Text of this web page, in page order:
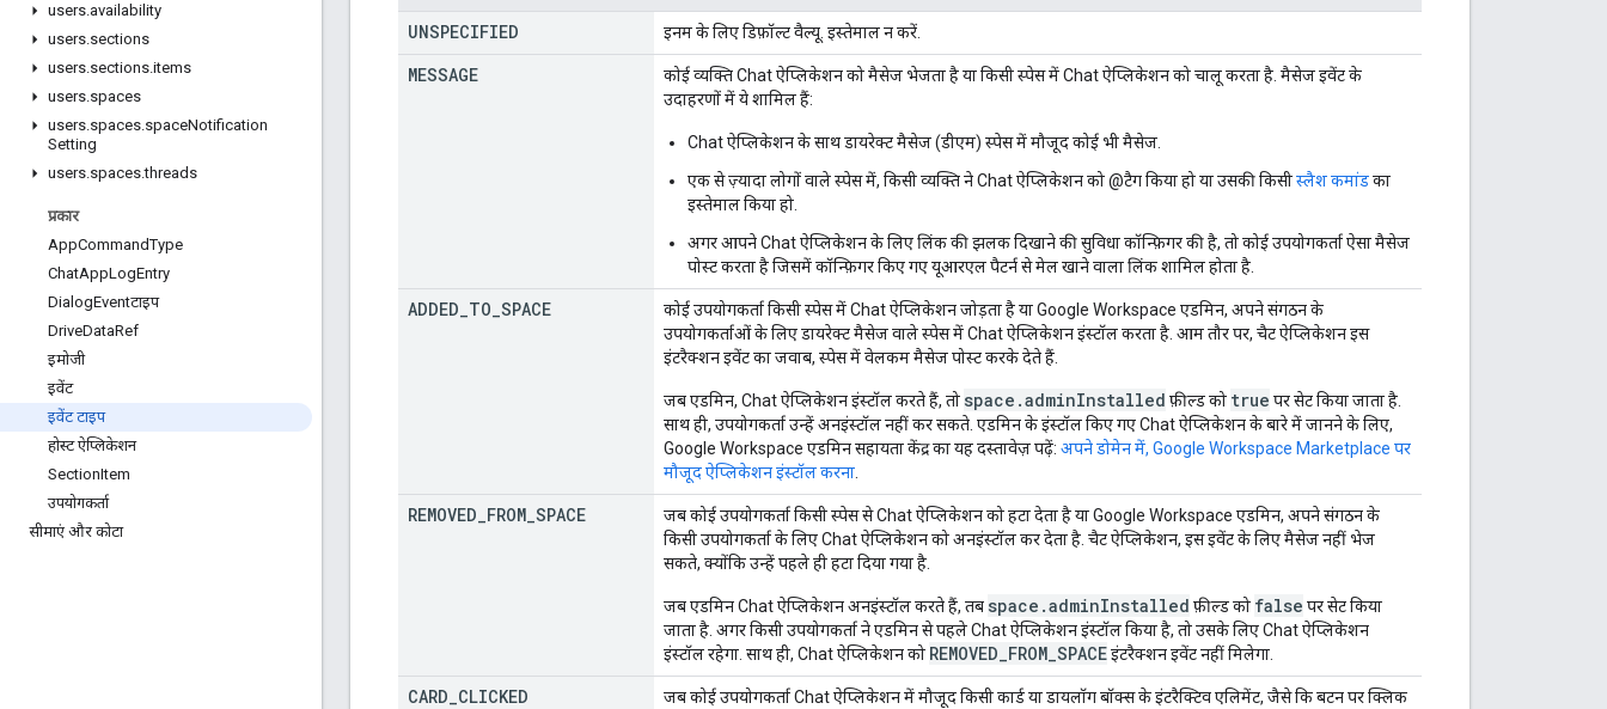
users.availability
users.sections
users.sections.items
users.spaces
users.spaces.spaceNotification
Setting
users.spaces.threads
प्रकार
AppCommandType
ChatAppLogEntry
DialogEventटाइप
DriveDataRef
इमोजी
इवेंट
इवेंट टाइप
होस्ट ऐप्लिकेशन
SectionItem
उपयोगकर्ता
सीमाएं और कोटा
UNSPECIFIED इनम के लिए डिफ़ॉल्ट वैल्यू. इस्तेमाल न करें.
MESSAGE
कोई व्यक्ति Chat ऐप्लिकेशन को मैसेज भेजता है या किसी स्पेस में Chat ऐप्लिकेशन को चालू करता है. मैसेज इवेंट के
उदाहरणों में ये शामिल हैं:
Chat ऐप्लिकेशन के साथ डायरेक्ट मैसेज (डीएम) स्पेस में मौजूद कोई भी मैसेज.
एक से ज़्यादा लोगों वाले स्पेस में, किसी व्यक्ति ने Chat ऐप्लिकेशन को @टैग किया हो या उसकी किसीस्लैश कमांडका
इस्तेमाल किया हो.
अगर आपने Chat ऐप्लिकेशन के लिए लिंक की झलक दिखाने की सुविधा कॉन्फ़िगर की है, तो कोई उपयोगकर्ता ऐसा मैसेज
पोस्ट करता है जिसमें कॉन्फ़िगर किए गए यूआरएल पैटर्न से मेल खाने वाला लिंक शामिल होता है.
ADDED TO SPACE
कोई उपयोगकर्ता किसी स्पेस में Chat ऐप्लिकेशन जोड़ता है या Google Workspace एडमिन, अपने संगठन के
उपयोगकर्ताओं के लिए डायरेक्ट मैसेज वाले स्पेस में Chat ऐप्लिकेशन इंस्टॉल करता है. आम तौर पर, चैट ऐप्लिकेशन इस
इंटरैक्शन इवेंट का जवाब, स्पेस में वेलकम मैसेज पोस्ट करके देते हैं.
जब एडमिन, Chat ऐप्लिकेशन इंस्टॉल करते हैं, तो space.adminInstalled फ़ील्ड को true पर सेट किया जाता है.
साथ ही, उपयोगकर्ता उन्हें अनइंस्टॉल नहीं कर सकते. एडमिन के इंस्टॉल किए गए Chat ऐप्लिकेशन के बारे में जानने के लिए,
Google Workspace एडमिन सहायता केंद्र का यह दस्तावेज़ पढ़ें: अपने डोमेन में, Google Workspace Marketplace पर
मौजूद ऐप्लिकेशन इंस्टॉल करना
REMOVED FROM SPACE
जब कोई उपयोगकर्ता किसी स्पेस से Chat ऐप्लिकेशन को हटा देता है या Google Workspace एडमिन, अपने संगठन के
किसी उपयोगकर्ता के लिए Chat ऐप्लिकेशन को अनइंस्टॉल कर देता है. चैट ऐप्लिकेशन, इस इवेंट के लिए मैसेज नहीं भेज
सकते, क्योंकि उन्हें पहले ही हटा दिया गया है.
जब एडमिन Chat ऐप्लिकेशन अनइंस्टॉल करते हैं, तब space.adminInstalled फ़ील्ड को false पर सेट किया
जाता है. अगर किसी उपयोगकर्ता ने एडमिन से पहले Chat ऐप्लिकेशन इंस्टॉल किया है, तो उसके लिए Chat ऐप्लिकेशन
इंस्टॉल रहेगा. साथ ही, Chat ऐप्लिकेशन को REMOVED_FROM_SPACEइंटरैक्शन इवेंट नहीं मिलेगा.
CARD CLICKED
जब कोई उपयोगकर्ता Chat ऐप्लिकेशन में मौजूद किसी कार्ड या डायलॉग बॉक्स के इंटरैक्टिव एलिमेंट, जैसे कि बटन पर क्लिक